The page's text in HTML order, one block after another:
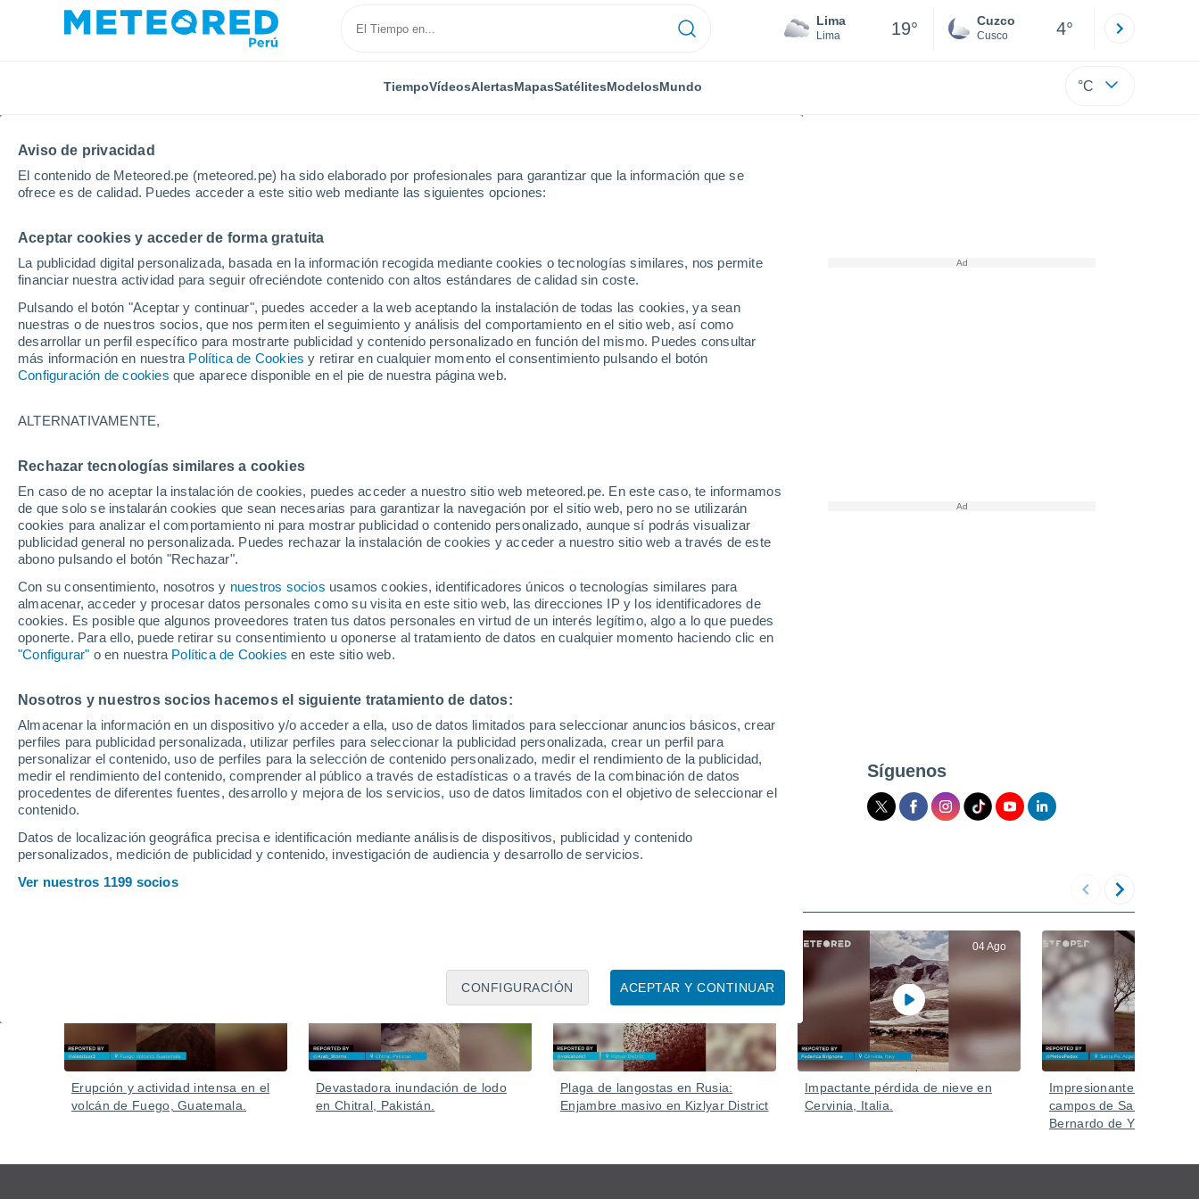
Aviso de privacidad
El contenido de Meteored.pe (meteored.pe) ha sido elaborado por profesionales para garantizar que la información que se
ofrece es de calidad. Puedes acceder a este sitio web mediante las siguientes opciones:
Aceptar cookies y acceder de forma gratuita
La publicidad digital personalizada, basada en la información recogida mediante cookies o tecnologías similares, nos permite
financiar nuestra actividad para seguir ofreciéndote contenido con altos estándares de calidad sin coste.
Pulsando el botón "Aceptar y continuar", puedes acceder a la web aceptando la instalación de todas las cookies, ya sean
nuestras o de nuestros socios, que nos permiten el seguimiento y análisis del comportamiento en el sitio web, así como
desarrollar un perfil específico para mostrarte publicidad y contenido personalizado en función del mismo. Puedes consultar
más información en nuestra Política de Cookies y retirar en cualquier momento el consentimiento pulsando el botón
Configuración de cookies que aparece disponible en el pie de nuestra página web.
ALTERNATIVAMENTE,
Rechazar tecnologías similares a cookies
En caso de no aceptar la instalación de cookies, puedes acceder a nuestro sitio web meteored.pe. En este caso, te informamos
de que solo se instalarán cookies que sean necesarias para garantizar la navegación por el sitio web, pero no se utilizarán
cookies para analizar el comportamiento ni para mostrar publicidad o contenido personalizado, aunque sí podrás visualizar
publicidad general no personalizada. Puedes rechazar la instalación de cookies y acceder a nuestro sitio web a través de este
abono pulsando el botón "Rechazar".
Con su consentimiento, nosotros y nuestros socios usamos cookies, identificadores únicos o tecnologías similares para
almacenar, acceder y procesar datos personales como su visita en este sitio web, las direcciones IP y los identificadores de
cookies. Es posible que algunos proveedores traten tus datos personales en virtud de un interés legítimo, algo a lo que puedes
oponerte. Para ello, puede retirar su consentimiento u oponerse al tratamiento de datos en cualquier momento haciendo clic en
"Configurar" o en nuestra Política de Cookies en este sitio web.
Nosotros y nuestros socios hacemos el siguiente tratamiento de datos:
Almacenar la información en un dispositivo y/o acceder a ella, uso de datos limitados para seleccionar anuncios básicos, crear
perfiles para publicidad personalizada, utilizar perfiles para seleccionar la publicidad personalizada, crear un perfil para
personalizar el contenido, uso de perfiles para la selección de contenido personalizado, medir el rendimiento de la publicidad,
medir el rendimiento del contenido, comprender al público a través de estadísticas o a través de la combinación de datos
procedentes de diferentes fuentes, desarrollo y mejora de los servicios, uso de datos limitados con el objetivo de seleccionar el
contenido.
Datos de localización geográfica precisa e identificación mediante análisis de dispositivos, publicidad y contenido
personalizados, medición de publicidad y contenido, investigación de audiencia y desarrollo de servicios.
Ver nuestros 1199 socios
ACEPTAR Y CONTINUAR
CONFIGURACIÓN
Lima
Lima 19° Cuzco
Cusco 4°
TiempoVídeosAlertasMapasSatélitesModelosMundo °C
Inicio Vídeos Una colosal tormenta de arena azota Harbin, China
Una colosal tormenta de arena azota Harbin,
China
En algunas zonas la visibilidad se redujo drásticamente por la llegada del muro de arena y polvo que irrumpió
en la ciudad en cuestión de pocos minutos.
Síguenos
Vídeos
Erupción y actividad intensa en el
volcán de Fuego, Guatemala.
Devastadora inundación de lodo
en Chitral, Pakistán.
Plaga de langostas en Rusia:
Enjambre masivo en Kizlyar District
04 Ago
Impactante pérdida de nieve en
Cervinia, Italia.
Impresionante tornado
campos de Santa Fe
Bernardo de Yrigoyen),